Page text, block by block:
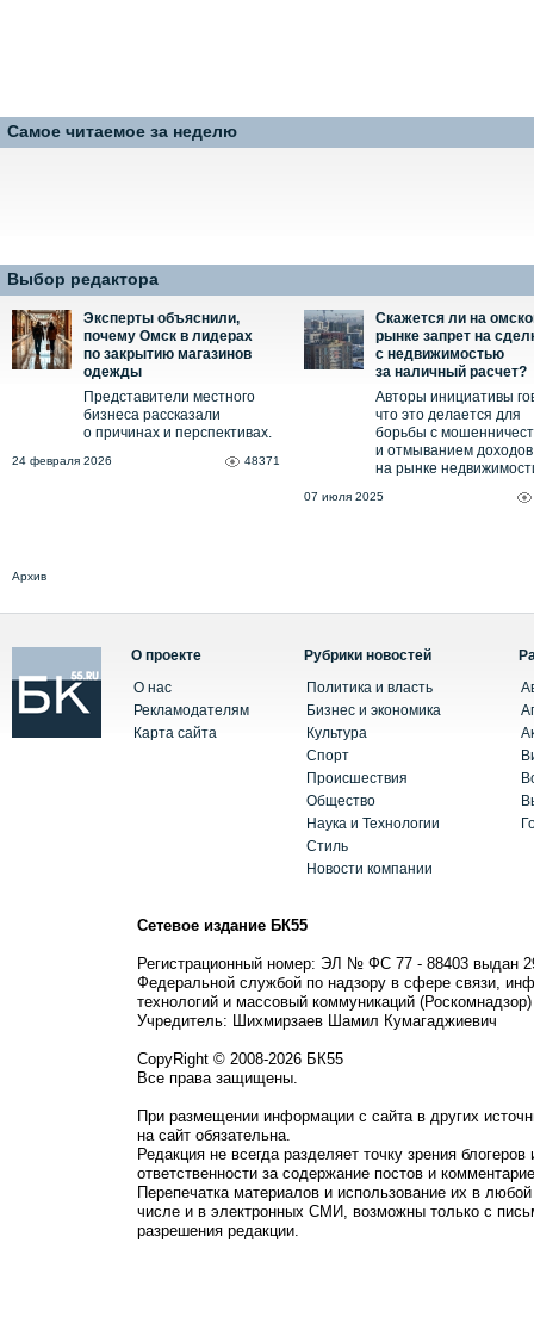
Самое читаемое за неделю
Выбор редактора
Эксперты объяснили,
почему Омск в лидерах
по закрытию магазинов
одежды
Представители местного
бизнеса рассказали
о причинах и перспективах.
24 февраля 2026 48371
Скажется ли на
рынке запрет на
с недвижимостью
за наличный расчет?
Авторы инициативы
что это делается для
борьбы с
и отмыванием доходов
на рынке
07 июля 2025
Архив
О проекте
О нас
Рекламодателям
Карта сайта
Рубрики новостей
Политика и власть
Бизнес и экономика
Культура
Спорт
Происшествия
Общество
Наука и Технологии
Стиль
Новости компании
Сетевое издание БК55
Регистрационный номер: ЭЛ № ФС 77 - 88403 выдан
Федеральной службой по надзору в сфере связи,
технологий и массовый коммуникаций (Роскомнадзор)
Учредитель: Шихмирзаев Шамил Кумагаджиевич
CopyRight © 2008-2026 БК55
Все права защищены.
При размещении информации с сайта в других
на сайт обязательна.
Редакция не всегда разделяет точку зрения блогеров
ответственности за содержание постов и
Перепечатка материалов и использование их в
числе и в электронных СМИ, возможны только с
разрешения редакции.